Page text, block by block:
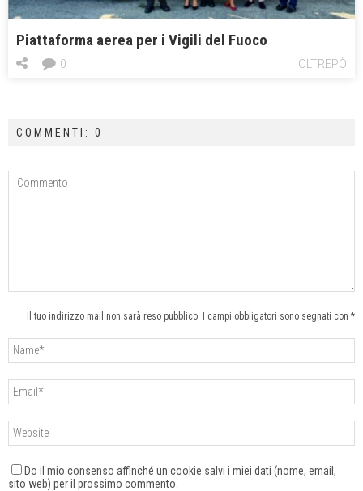
Piattaforma aerea per i Vigili del Fuoco
OLTREPÒ
0
COMMENTI: 0
Il tuo indirizzo mail non sarà reso pubblico. I campi obbligatori sono segnati con *
Do il mio consenso affinché un cookie salvi i miei dati (nome, email,
sito web) per il prossimo commento.